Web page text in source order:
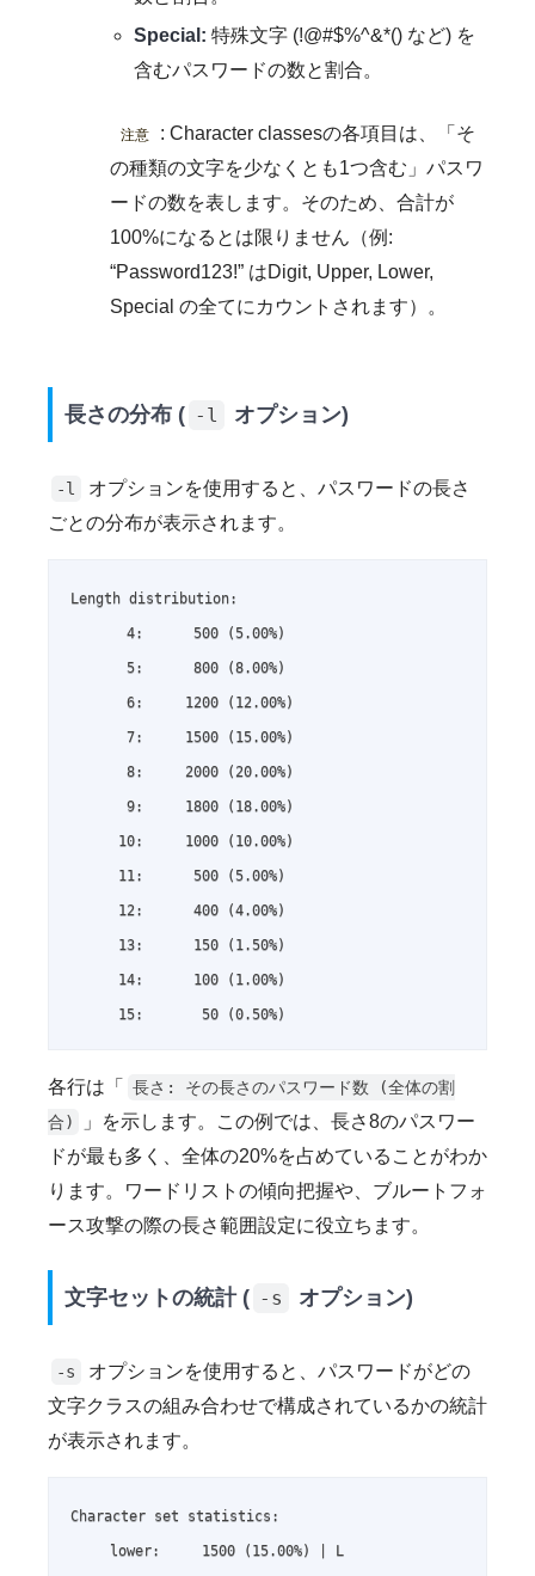
Special: 特殊文字 (!@#$%^&*() など) を
含むパスワードの数と割合。
注意
: Character classesの各項目は、「そ
の種類の文字を少なくとも1つ含む」パスワ
ードの数を表します。そのため、合計が
100%になるとは限りません（例:
“Password123!” はDigit, Upper, Lower,
Special の全てにカウントされます）。
長さの分布 ( -l オプション)
-l
オプションを使用すると、パスワードの長さ
ごとの分布が表示されます。
Length distribution:
       4:      500 (5.00%)
       5:      800 (8.00%)
       6:     1200 (12.00%)
       7:     1500 (15.00%)
       8:     2000 (20.00%)
       9:     1800 (18.00%)
      10:     1000 (10.00%)
      11:      500 (5.00%)
      12:      400 (4.00%)
      13:      150 (1.50%)
      14:      100 (1.00%)
      15:       50 (0.50%)
各行は「
長さ: その長さのパスワード数 (全体の割
合)
」を示します。この例では、長さ8のパスワー
ドが最も多く、全体の20%を占めていることがわか
ります。ワードリストの傾向把握や、ブルートフォ
ース攻撃の際の長さ範囲設定に役立ちます。
文字セットの統計 ( -s オプション)
-s
オプションを使用すると、パスワードがどの
文字クラスの組み合わせで構成されているかの統計
が表示されます。
Character set statistics:
     lower:     1500 (15.00%) | L